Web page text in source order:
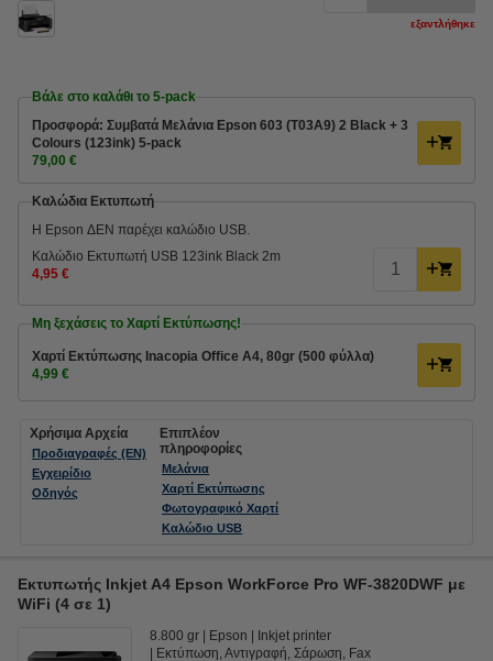
εξαντλήθηκε
Βάλε στο καλάθι το 5-pack
Προσφορά: Συμβατά Μελάνια Epson 603 (T03A9) 2 Black + 3
Colours (123ink) 5-pack
79,00 €
Καλώδια Εκτυπωτή
Η Epson ΔΕΝ παρέχει καλώδιο USB.
Καλώδιο Εκτυπωτή USB 123ink Black 2m
4,95 €
Μη ξεχάσεις το Χαρτί Εκτύπωσης!
Χαρτί Εκτύπωσης Inacopia Office Α4, 80gr (500 φύλλα)
4,99 €
Χρήσιμα Αρχεία
Προδιαγραφές (EN)
Εγχειρίδιο
Οδηγός
Επιπλέον
πληροφορίες
Μελάνια
Χαρτί Εκτύπωσης
Φωτογραφικό Χαρτί
Καλώδιο USB
Εκτυπωτής Inkjet A4 Epson WorkForce Pro WF-3820DWF με
WiFi (4 σε 1)
8.800 gr Epson
Inkjet printer
Εκτύπωση, Αντιγραφή, Σάρωση, Fax